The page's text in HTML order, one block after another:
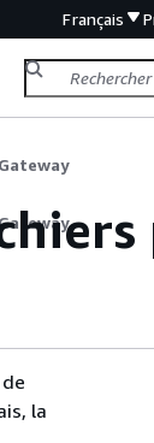
Français
la